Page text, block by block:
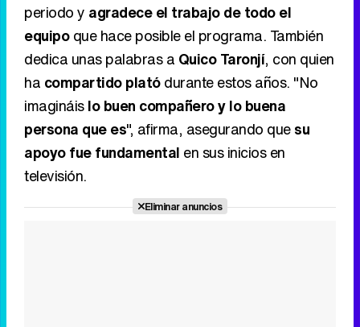
periodo y agradece el trabajo de todo el
equipoque hace posible el programa. También
dedica unas palabras a Quico Taronjí, con quien
ha compartido platódurante estos años. "No
imagináislo buen compañero y lo buena
persona que es", afirma, asegurando quesu
apoyo fue fundamental en sus inicios en
televisión.
Eliminar anuncios